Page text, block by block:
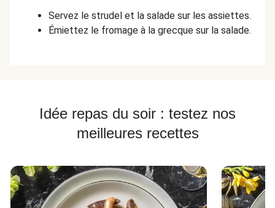
Servez le strudel et la salade sur les assiettes.
Émiettez le fromage à la grecque sur la salade.
Idée repas du soir : testez nos
meilleures recettes